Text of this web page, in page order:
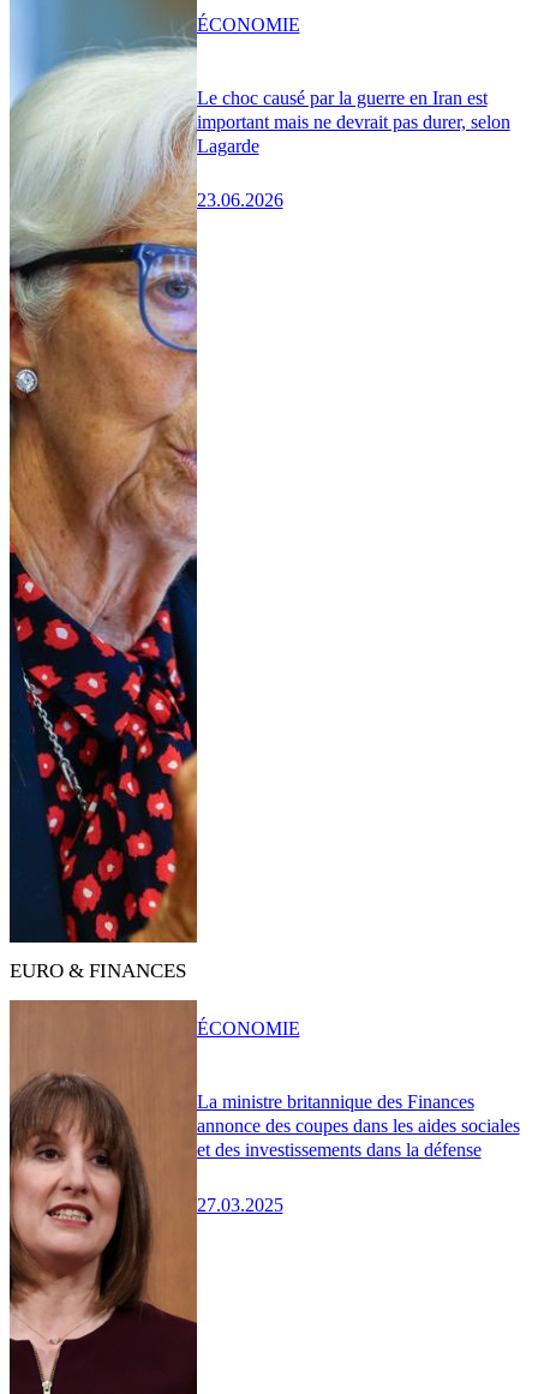
Le choc causé par la guerre en Iran est
important mais ne devrait pas durer, selon
Lagarde
23.06.2026
ÉCONOMIE
EURO & FINANCES
La ministre britannique des Finances
annonce des coupes dans les aides sociales
et des investissements dans la défense
27.03.2025
ÉCONOMIE